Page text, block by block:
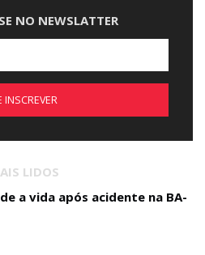
NO NEWSLATTER
INSCREVER
LIDOS
a vida após acidente na BA-